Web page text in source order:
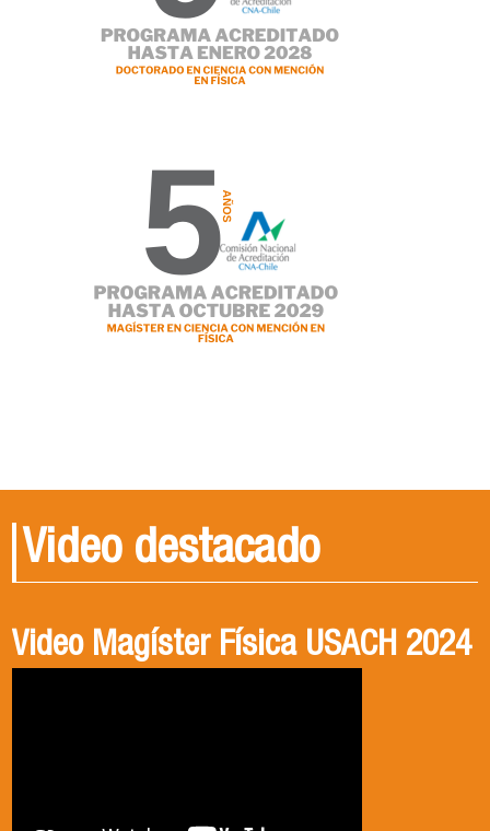
Video destacado
Video Magíster Física USACH 2024
Video Doctorado Física USACH